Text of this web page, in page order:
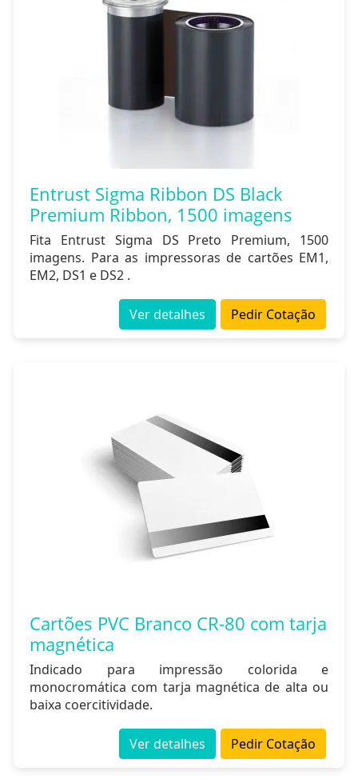
Entrust Sigma Ribbon DS Black
Premium Ribbon, 1500 imagens
Fita Entrust Sigma DS Preto Premium, 1500
imagens. Para as impressoras de cartões EM1,
EM2, DS1 e DS2 .
Pedir Cotação
Ver detalhes
Cartões PVC Branco CR-80 com tarja
magnética
Indicado para impressão colorida e
monocromática com tarja magnética de alta ou
baixa coercitividade.
Pedir Cotação
Ver detalhes